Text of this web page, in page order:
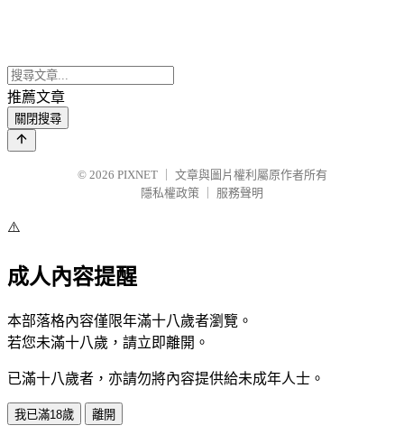
推薦文章
關閉搜尋
© 2026 PIXNET
文章與圖片權利屬原作者所有
隱私權政策
服務聲明
⚠️
成人內容提醒
本部落格內容僅限年滿十八歲者瀏覽。
若您未滿十八歲，請立即離開。
已滿十八歲者，亦請勿將內容提供給未成年人士。
我已滿18歲 離開